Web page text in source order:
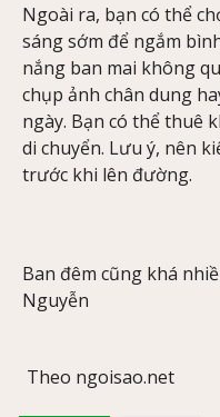
Ngoài ra, bạn có thể
sáng sớm để ngắm
nắng ban mai không
chụp ảnh chân dung
ngày. Bạn có thể thuê
di chuyển. Lưu ý, nên
trước khi lên đường.
Ban đêm cũng khá
Nguyễn
Theo ngoisao.net